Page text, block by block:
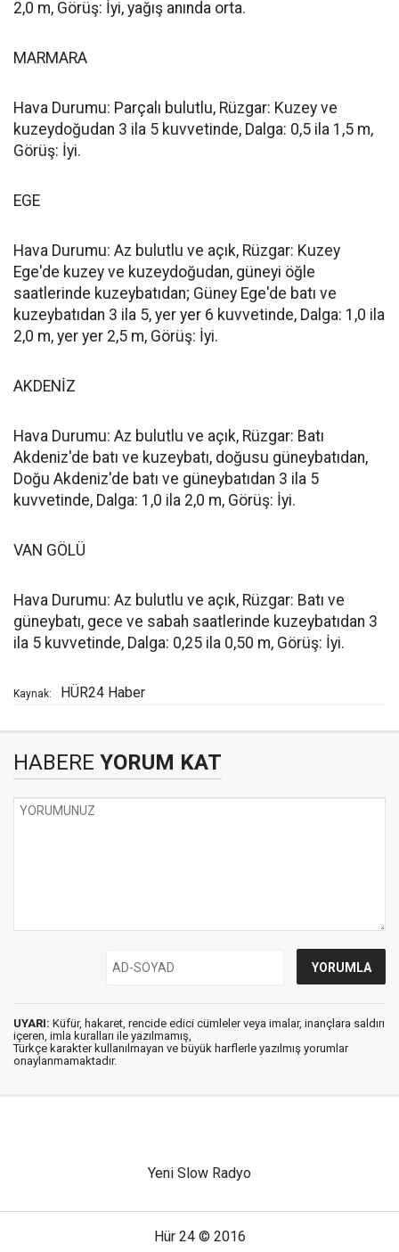
2,0 m, Görüş: İyi, yağış anında orta.
MARMARA
Hava Durumu: Parçalı bulutlu, Rüzgar: Kuzey ve
kuzeydoğudan 3 ila 5 kuvvetinde, Dalga: 0,5 ila 1,5 m,
Görüş: İyi.
EGE
Hava Durumu: Az bulutlu ve açık, Rüzgar: Kuzey
Ege'de kuzey ve kuzeydoğudan, güneyi öğle
saatlerinde kuzeybatıdan; Güney Ege'de batı ve
kuzeybatıdan 3 ila 5, yer yer 6 kuvvetinde, Dalga: 1,0 ila
2,0 m, yer yer 2,5 m, Görüş: İyi.
AKDENİZ
Hava Durumu: Az bulutlu ve açık, Rüzgar: Batı
Akdeniz'de batı ve kuzeybatı, doğusu güneybatıdan,
Doğu Akdeniz'de batı ve güneybatıdan 3 ila 5
kuvvetinde, Dalga: 1,0 ila 2,0 m, Görüş: İyi.
VAN GÖLÜ
Hava Durumu: Az bulutlu ve açık, Rüzgar: Batı ve
güneybatı, gece ve sabah saatlerinde kuzeybatıdan 3
ila 5 kuvvetinde, Dalga: 0,25 ila 0,50 m, Görüş: İyi.
Kaynak: HÜR24 Haber
HABERE YORUM KAT
UYARI: Küfür, hakaret, rencide edici cümleler veya imalar, inançlara saldırı
içeren, imla kuralları ile yazılmamış,
Türkçe karakter kullanılmayan ve büyük harflerle yazılmış yorumlar
onaylanmamaktadır.
Yeni Slow Radyo
Hür 24 © 2016